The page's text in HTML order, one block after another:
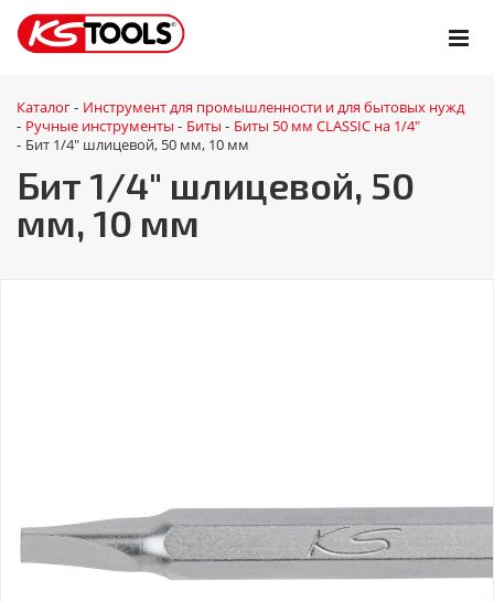
Каталог - Инструмент для промышленности и для бытовых нужд
- Ручные инструменты - Биты - Биты 50 мм CLASSIC на 1/4"
- Бит 1/4" шлицевой, 50 мм, 10 мм
Бит 1/4" шлицевой, 50
мм, 10 мм